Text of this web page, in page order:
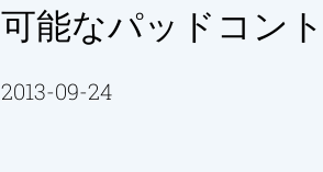
可能なパッドコン
2013-09-24